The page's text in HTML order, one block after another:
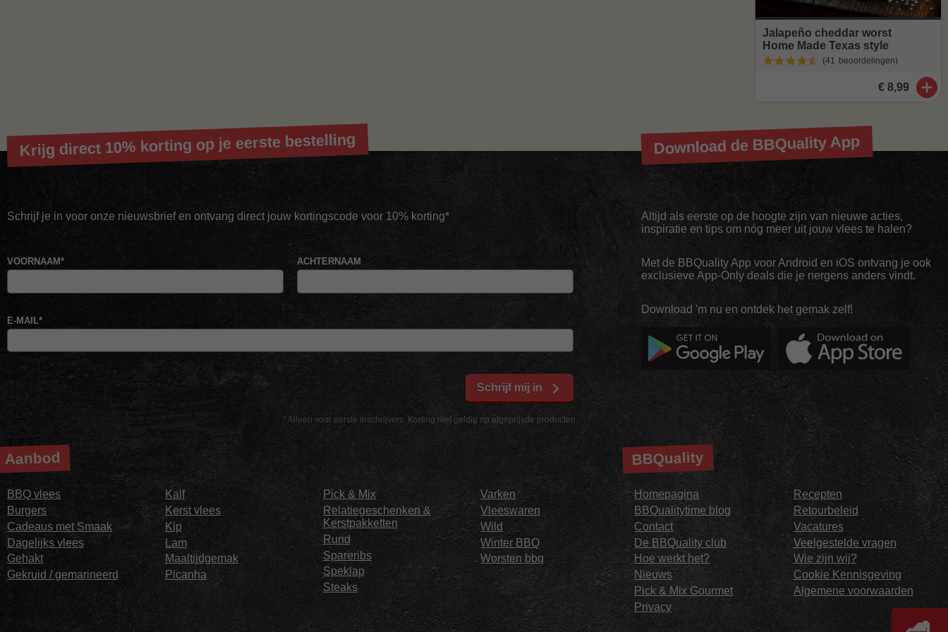
Jalapeño cheddar worst
Home Made Texas style
(41 beoordelingen)
€ 8,99
Krijg direct 10% korting op je eerste bestelling
Schrijf je in voor onze nieuwsbrief en ontvang direct jouw kortingscode voor 10% korting*
* Alleen voor eerste inschrijvers. Korting niet geldig op afgeprijsde producten
VOORNAAM* ACHTERNAAM
E-MAIL*
Schrijf mij in
Download de BBQuality App
Altijd als eerste op de hoogte zijn van nieuwe acties,
inspiratie en tips om nóg meer uit jouw vlees te halen?
Met de BBQuality App voor Android en iOS ontvang je ook
exclusieve App-Only deals die je nergens anders vindt.
Download 'm nu en ontdek het gemak zelf!
Aanbod
BBQ vlees
Burgers
Cadeaus met Smaak
Dagelijks vlees
Gehakt
Gekruid / gemarineerd
Kalf
Kerst vlees
Kip
Lam
Maaltijdgemak
Picanha
Pick & Mix
Relatiegeschenken &
Kerstpakketten
Rund
Spareribs
Speklap
Steaks
Varken
Vleeswaren
Wild
Winter BBQ
Worsten bbq
BBQuality
Homepagina
BBQualitytime blog
Contact
De BBQuality club
Hoe werkt het?
Nieuws
Pick & Mix Gourmet
Privacy
Recepten
Retourbeleid
Vacatures
Veelgestelde vragen
Wie zijn wij?
Cookie Kennisgeving
Algemene voorwaarden